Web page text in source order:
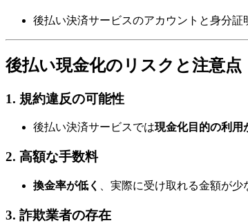
後払い決済サービスのアカウントと身分証
後払い現金化のリスクと注意点
1. 規約違反の可能性
後払い決済サービスでは現金化目的の利用
2. 高額な手数料
換金率が低く 、実際に受け取れる金額が少
3. 詐欺業者の存在